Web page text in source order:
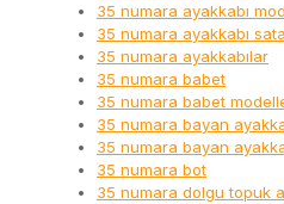
35 numara ayakkabı
35 numara ayakkabı
35 numara ayakkabılar
35 numara babet
35 numara babet
35 numara bayan
35 numara bayan
35 numara bot
35 numara dolgu topuk